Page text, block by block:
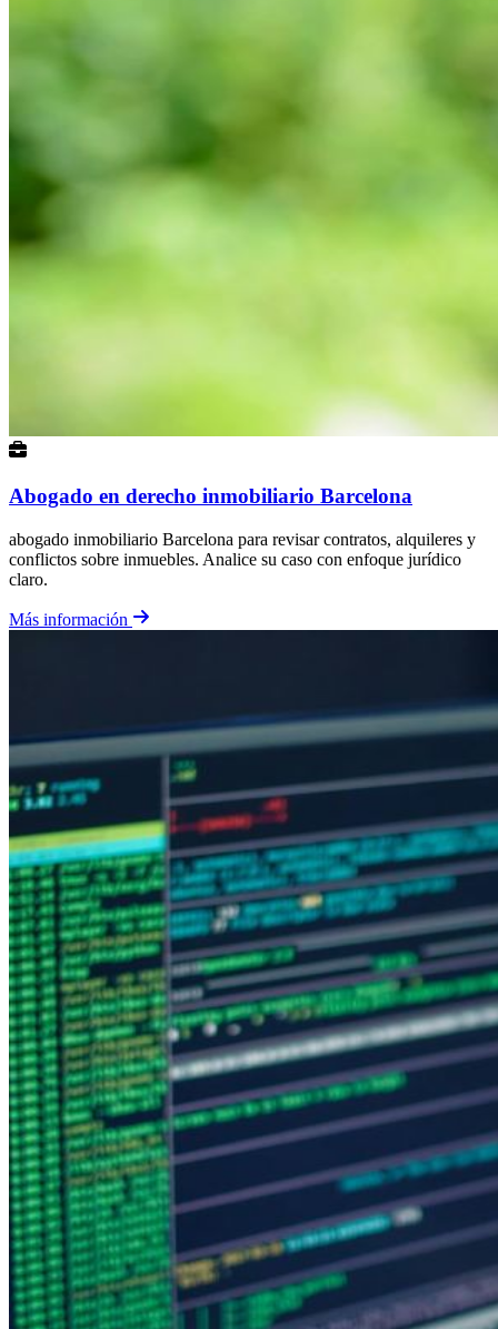
Abogado en derecho inmobiliario Barcelona
abogado inmobiliario Barcelona para revisar contratos, alquileres y
conflictos sobre inmuebles. Analice su caso con enfoque jurídico
claro.
Más información